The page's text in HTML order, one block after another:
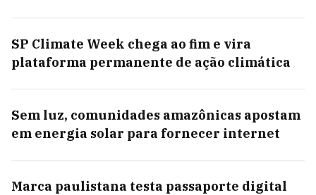
SP Climate Week chega ao fim e vira
plataforma permanente de ação climática
Sem luz, comunidades amazônicas apostam
em energia solar para fornecer internet
Marca paulistana testa passaporte digital